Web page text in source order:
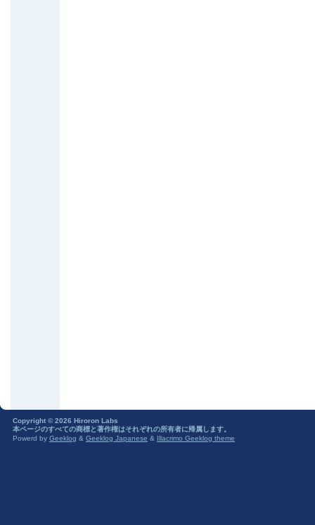
Copyright © 2026 Hiroron Labs
本ページのすべての商標と著作権はそれぞれの所有者に帰属します。
Powerd by Geeklog & Geeklog Japanese & Illacrimo Geeklog theme